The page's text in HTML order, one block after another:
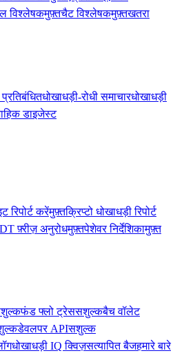
विश्लेषकमुफ़्तचैट विश्लेषकमुफ़्तखतरा
धोखाधड़ी-रोधी समाचारधोखाधड़ी
डाइजेस्ट
रिपोर्ट करेंमुफ़्तक्रिप्टो धोखाधड़ी रिपोर्ट
फ़्रीज़ अनुरोधमुफ़्तपेशेवर निर्देशिकामुफ़्त
फंड फ्लो ट्रेससशुल्कबैच वॉलेट
डेवलपर APIसशुल्क
धोखाधड़ी IQ क्विज़सत्यापित बैजहमारे बारे